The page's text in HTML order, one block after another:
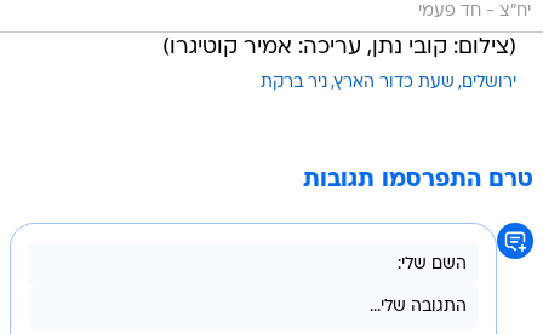
יח"צ - חד פעמי
(צילום: קובי נתן, עריכה: אמיר קוטיגרו)
ירושלים שעת כדור הארץ ניר ברקת
טרם התפרסמו תגובות